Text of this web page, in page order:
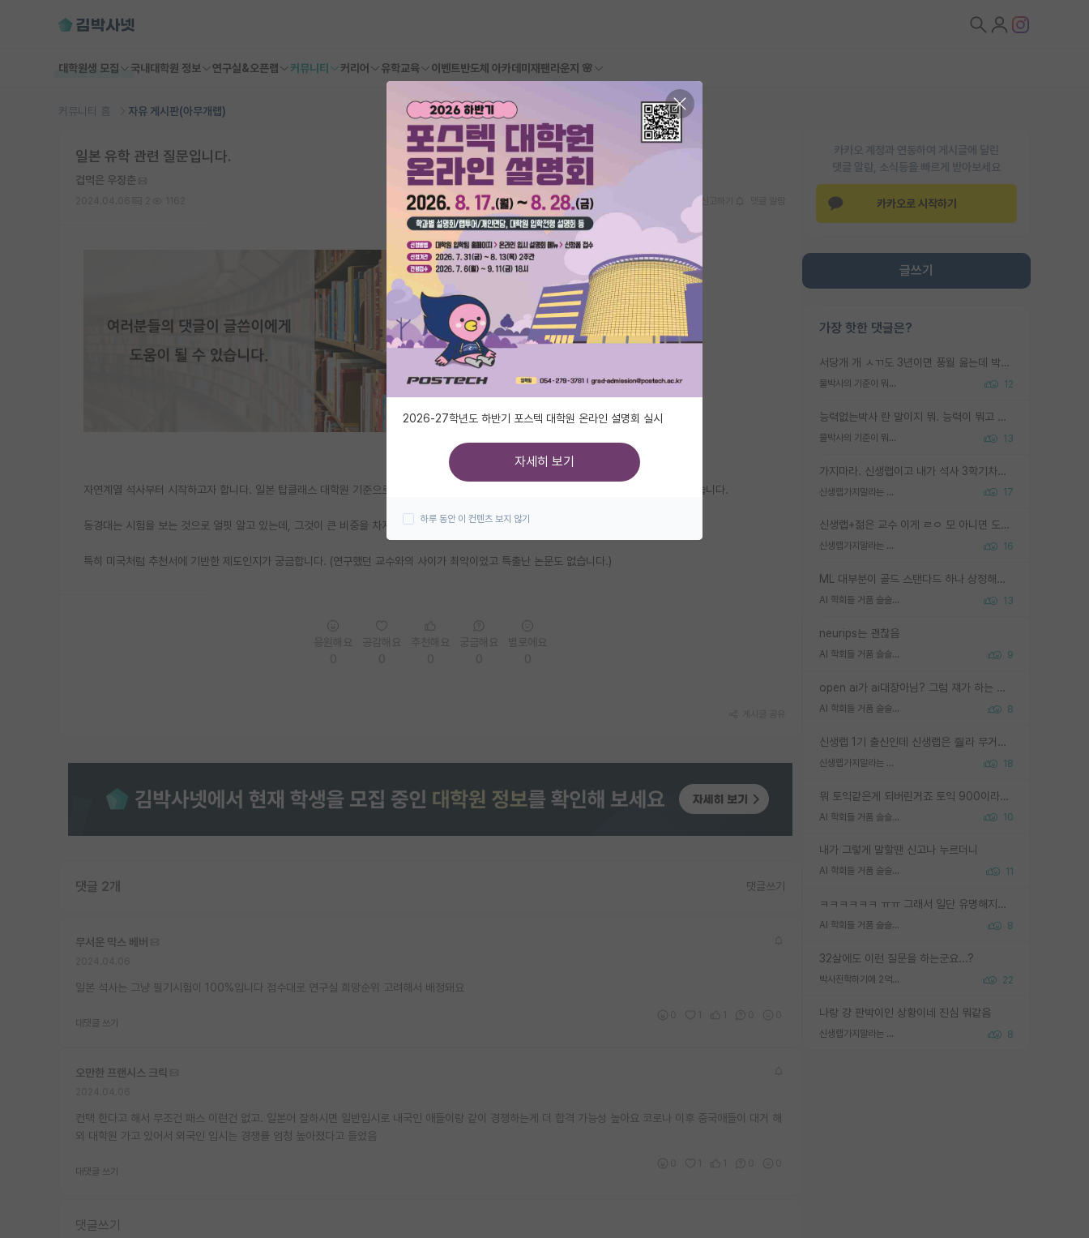
대학원생 모집 국내대학원 정보 연구실&오픈랩 커뮤니티 커리어 유학교육 이벤트반도체 아카데미 재팬라운지 🌸
커뮤니티 홈 자유 게시판(아무개랩)
카카오 계정과 연동하여 게시글에 달린
댓글 알람, 소식등을 빠르게 받아보세요
카카오로 시작하기
글쓰기
가장 핫한 댓글은?
서당개 개 ㅅㄲ도 3년이면 풍월 읊는데 박사 5년 이상 대리고 있으면서 물된건 교수 탓 맞는ㄱ게 거기가 서당이 아니란 소리임
물박사의 기준이 뭐임? 12
능력없는박사 란 말이지 뭐. 능력이 뭐고 능력이 있다는게 뭔지는 사람마다 기준이 다르니까 얘기해봐야 서로 자기 기준만 얘기해서 논쟁이 끝이 안나고. 주위에서 능력있고 야심있는 신입생이 교수가 유의미한 피드백을 아예 안주면서 제대로된 과제에 참여해볼 기회도 제공하지 않고 잡일 뺑뺑이만 돌려서 맨날 단순작업만 하면서 밤새다가 눈빛이 점점 죽어가는걸 본 사람은 물박사는 교수탓이라고 하고, 교수는 이것저것 알려도 주고 기회도 주고 사수 동기 붙여주면서 어떻게든 끌고가려고 하는데 본인이 매일 뺀질거리면서 출근 하는둥마는둥 하다가 기껏 와서도 폰이나 쳐다보다가 실험 망치고 저녁약속있어서 먼저 가볼게요~ 하는걸 본 사람은 물박사는 본인탓이라고 함.
물박사의 기준이 뭐임? 13
가지마라. 신생랩이고 내가 석사 3학기차인데 최고참인데 나도 아무것도 모르는데 교수가 후배들 왜 논문 교육 안시키냐. 논문 왜 안 써오냐 닦달한다
신생랩가지말라는 이유가 있었구나 17
신생랩+젊은 교수 이게 ㄹㅇ 모 아니면 도인듯.
신생랩가지말라는 이유가 있었구나 16
ML 대부분이 골드 스탠다드 하나 상정해놓고 (벤치마크 데이터셋이 여러 개면 여러 개 상정) 그거 얼마나 잘 맞추나 싸움임 가끔 번뜩이는 설계 철학을 보여주는 논문들도 있지만 대부분 그거 성적 얼마나 더 올리느라에 혈안이 되어 있는 측면이 잇음
AI 학회들 거품 슬슬 지적이 나오네요 13
neurips는 괜찮음
AI 학회들 거품 슬슬 지적이 나오네요 9
open ai가 ai대장아님? 그럼 쟤가 하는 말이 다 맞겠네
AI 학회들 거품 슬슬 지적이 나오네요 8
신생랩 1기 출신인데 신생랩은 줠라 무거운 바벨 같은거임. 들면 대박인데 못들면 깔려 죽음. 아무도 알려주지 않는 환경에서 자생해야하지만, 일단 살아남았다면 그 어떤 사람보다 악착같고 생존력 높은 사람으로 거듭날 수 있음
신생랩가지말라는 이유가 있었구나 18
뭐 토익같은게 되버린거죠 토익 900이라고 영어잘하는건 아닙니다만 잘하는사람은 다 900을 넘는 그런
AI 학회들 거품 슬슬 지적이 나오네요 10
내가 그렇게 말할땐 신고나 누르더니
AI 학회들 거품 슬슬 지적이 나오네요 11
ㅋㅋㅋㅋㅋㅋ ㅠㅠ 그래서 일단 유명해지는게 중요한거같습니다
AI 학회들 거품 슬슬 지적이 나오네요 8
32살에도 이런 질문을 하는군요...?
박사진학하기에 2억은 괜찮은 (?) 정도의 경제력인가요 22
나랑 걍 판박이인 상황이네 진심 뭐같음
신생랩가지말라는 이유가 있었구나 8
일본 유학 관련 질문입니다.
겁먹은 우장춘
자연계열 석사부터 시작하고자 합니다. 일본 탑클래스 대학원 기준으로, 교수들이 중점적으로 보는 스펙이 무엇이 있는지 대략적으로 알고 싶습니다.
동경대는 시험을 보는 것으로 얼핏 알고 있는데, 그것이 큰 비중을 차지하는 것인가요?
특히 미국처럼 추천서에 기반한 제도인지가 궁금합니다. (연구했던 교수와의 사이가 최악이었고 특출난 논문도 없습니다.)
댓글 2개 댓글쓰기
무서운 막스 베버
일본 석사는 그냥 필기시험이 100%입니다 점수대로 연구실 희망순위 고려해서 배정돼요
대댓글 쓰기
오만한 프랜시스 크릭
컨택 한다고 해서 무조건 패스 이런건 없고. 일본어 잘하시면 일반입시로 내국인 애들이랑 같이 경쟁하는게 더 합격 가능성 높아요 코로나 이후 중국애들이 대거 해
외 대학원 가고 있어서 외국인 입시는 경쟁률 엄청 높아졌다고 들었음
대댓글 쓰기
댓글쓰기
2026-27학년도 하반기 포스텍 대학원 온라인 설명회 실시
자세히 보기
하루 동안 이 컨텐츠 보지 않기